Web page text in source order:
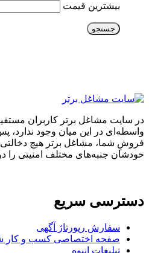
بیشترین قیمت
جستجو
در سایت مشاغل برتر کاربران
واسطه‌ای در این میان وجود ندارد،
فروشِ شما، مشاغل برتر هیچ دخالتی
خودشان جنبه‌های مختلف امنیتی را
دسترسی سریع
سفارش رپورتاژ آگهی
صفحه اختصاصی کسب و کار
تبلیغات انبوه